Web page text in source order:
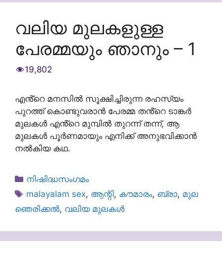
വലിയ മുലകളുള്ള
പേരമ്മയും ഞാനും – 1
19,802
എൻ്റെ മനസിൽ സൂക്ഷിച്ചിരുന്ന രഹസ്യം
പുറത്ത് കൊണ്ടുവരാൻ പേരമ്മ തൻ്റെ ടാങ്കർ
മുലകൾ എൻ്റെ മുമ്പിൽ തുറന്ന് തന്ന്, ആ
മുലകൾ പൂർണമായും എനിക്ക് അനുഭവിക്കാൻ
നൽകിയ കഥ.
Categories
നിഷിദ്ധസംഗമം
Tags
malayalam sex, ആന്റി, കൗമാരം, ബ്രാ, മുല
ഞെരിക്കൽ, വലിയ മുലകൾ